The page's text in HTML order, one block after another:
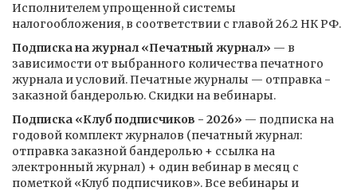
Исполнителем упрощенной системы
налогообложения, в соответствии с главой 26.2 НК РФ.
Подписка на журнал «Печатный журнал» — в
зависимости от выбранного количества печатного
журнала и условий. Печатные журналы — отправка ­
заказной бандеролью. Скидки на вебинары.
Подписка «Клуб подписчиков - 2026» — подписка на
годовой комплект журналов (печатный журнал:
отправка заказной бандеролью + ссылка на
электронный журнал) + один вебинар в месяц с
пометкой «Клуб подписчиков». Все вебинары и